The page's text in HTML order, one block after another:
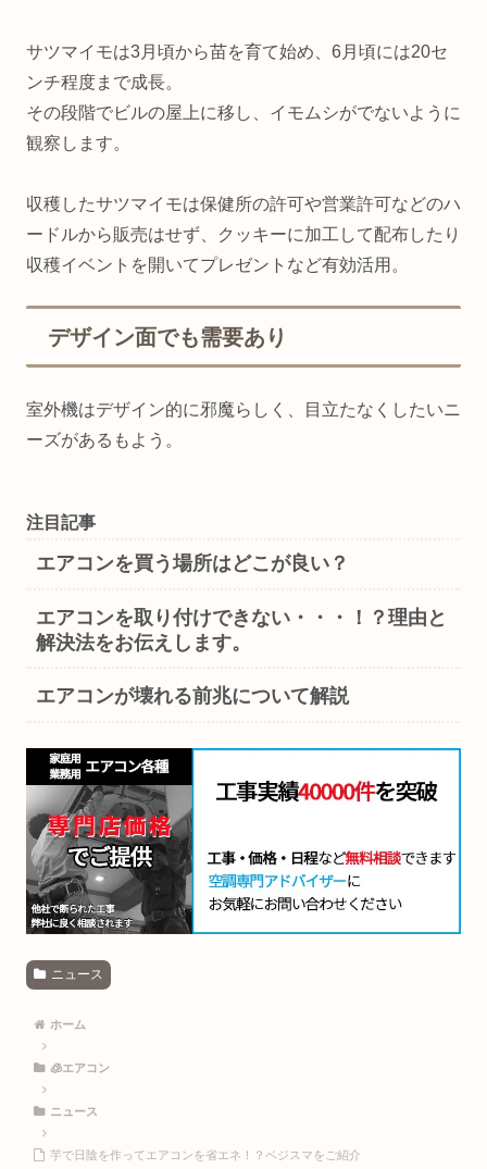
サツマイモは3月頃から苗を育て始め、6月頃には20セ
ンチ程度まで成長。
その段階でビルの屋上に移し、イモムシがでないように
観察します。
収穫したサツマイモは保健所の許可や営業許可などのハ
ードルから販売はせず、クッキーに加工して配布したり
収穫イベントを開いてプレゼントなど有効活用。
デザイン面でも需要あり
室外機はデザイン的に邪魔らしく、目立たなくしたいニ
ーズがあるもよう。
注目記事
エアコンを買う場所はどこが良い？
エアコンを取り付けできない・・・！？理由と
解決法をお伝えします。
エアコンが壊れる前兆について解説
ニュース
ホーム
🧊エアコン
ニュース
芋で日陰を作ってエアコンを省エネ！？ベジスマをご紹介